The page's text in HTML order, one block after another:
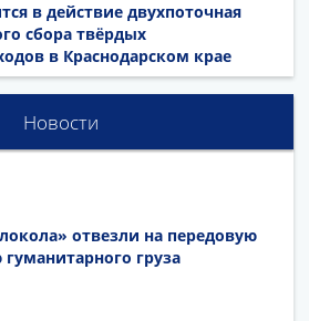
в действие двухпоточная
сбора твёрдых
в Краснодарском крае
Новости
отвезли на передовую
груза